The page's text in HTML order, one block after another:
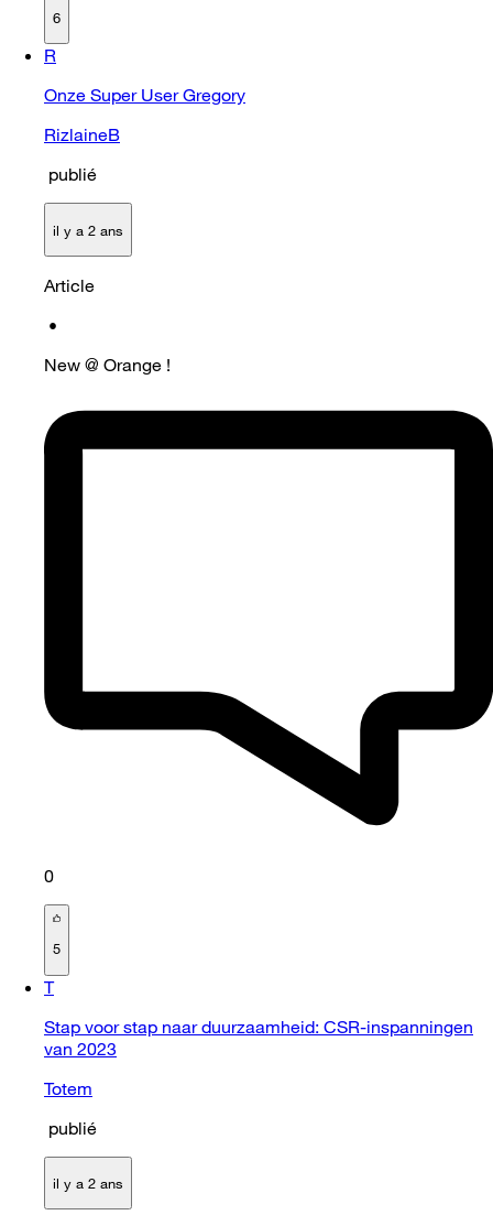
6
R
Onze Super User Gregory
RizlaineB
publié
il y a 2 ans
Article
•
New @ Orange !
0
5
T
Stap voor stap naar duurzaamheid: CSR-inspanningen
van 2023
Totem
publié
il y a 2 ans